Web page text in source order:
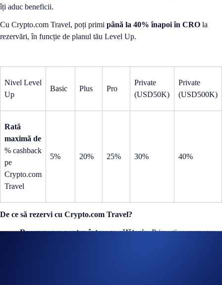
îți aduc beneficii.
Cu Crypto.com Travel, poți primi până la 40% înapoi în CRO la
rezervări, în funcție de planul tău Level Up.
Nivel Level
Up
Basic Plus Pro
Private
(USD50K)
Private
(USD500K)
Rată
maximă de
% cashback
pe
Crypto.com
Travel
5% 20% 25% 30% 40%
De ce să rezervi cu Crypto.com Travel?
Recompense pentru întreaga călătorie:Primești recompense